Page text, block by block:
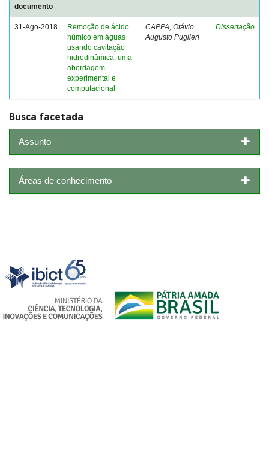
documento
31-Ago-2018
Remoção de ácido
húmico em águas
usando cavitação
hidrodinâmica: uma
abordagem
experimental e
computacional
CAPPA, Otávio
Augusto Puglieri
Dissertação
Busca facetada
Assunto
Áreas de conhecimento